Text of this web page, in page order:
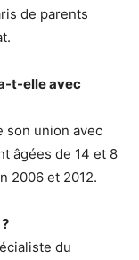
de parents
t-elle avec
son union avec
âgées de 14 et 8
2006 et 2012.
du